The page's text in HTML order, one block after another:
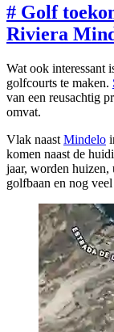
# Golf
Riviera
Wat ook interessant
golfcourts te maken.
van een reusachtig
omvat.
Vlak naast Mindelo
komen naast de
jaar, worden huizen,
golfbaan en nog veel